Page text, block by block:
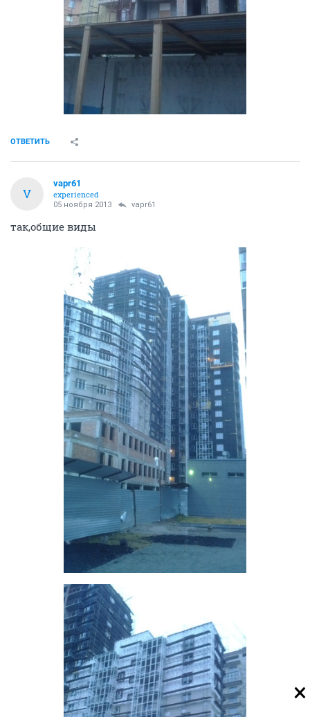
ОТВЕТИТЬ
V
vapr61
experienced
05 ноября 2013 vapr61
так,общие виды